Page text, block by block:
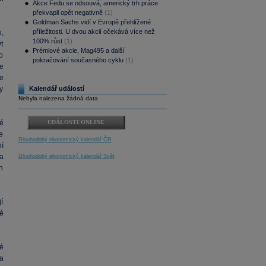
Akce Fedu se odsouvá, americký trh práce
překvapil opět negativně (1)
Goldman Sachs vidí v Evropě přehlížené
příležitosti. U dvou akcií očekává více než
100% růst (1)
Prémiové akcie, Mag495 a další
pokračování současného cyklu (1)
Kalendář událostí
Nebyla nalezena žádná data
UDÁLOSTI ONLINE
Dlouhodobý ekonomický kalendář ČR
Dlouhodobý ekonomický kalendář Svět